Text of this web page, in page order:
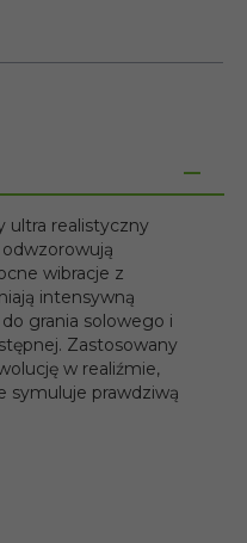
ultra realistyczny
wibracje z
intensywną
grania solowego i
Zastosowany
w realiźmie,
symuluje prawdziwą